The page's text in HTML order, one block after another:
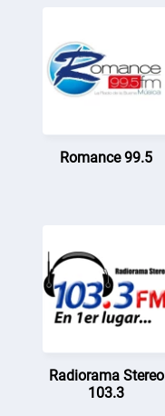
Romance 99.5
Radiorama Stereo
103.3